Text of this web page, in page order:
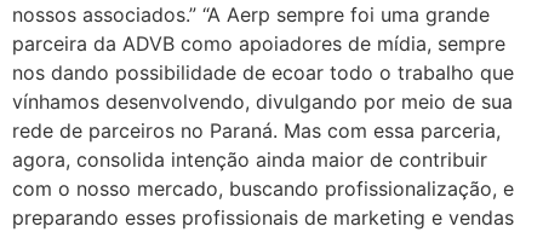
nossos associados.” “A Aerp sempre foi uma grande
parceira da ADVB como apoiadores de mídia, sempre
nos dando possibilidade de ecoar todo o trabalho que
vínhamos desenvolvendo, divulgando por meio de sua
rede de parceiros no Paraná. Mas com essa parceria,
agora, consolida intenção ainda maior de contribuir
com o nosso mercado, buscando profissionalização, e
preparando esses profissionais de marketing e vendas